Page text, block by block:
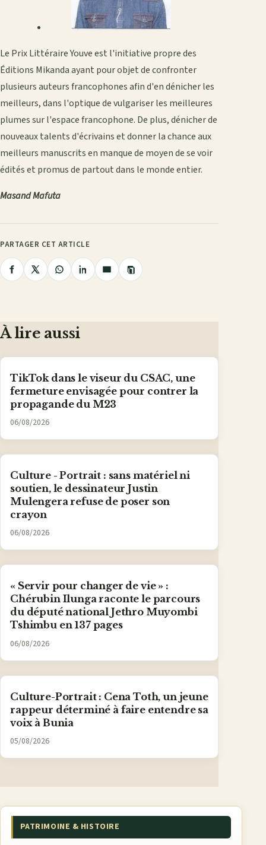
Le Prix Littéraire Youve est l'initiative propre des
Éditions Mikanda ayant pour objet de confronter
plusieurs auteurs francophones afin d'en dénicher les
meilleurs, dans l'optique de vulgariser les meilleures
plumes sur l'espace francophone. De plus, dénicher de
nouveaux talents d'écrivains et donner la chance aux
meilleurs manuscrits en manque de moyen de se voir
édités et promus de partout dans le monde entier.
Masand Mafuta
PARTAGER CET ARTICLE
PartagerPartagerPartagerPartagerPartager
Copier
le
À lire aussi
TikTok dans le viseur du CSAC, une
fermeture envisagée pour contrer la
propagande du M23
06/08/2026
Culture - Portrait : sans matériel ni
soutien, le dessinateur Justin
Mulengera refuse de poser son
crayon
06/08/2026
« Servir pour changer de vie » :
Chérubin Ilunga raconte le parcours
du député national Jethro Muyombi
Tshimbu en 137 pages
06/08/2026
Culture-Portrait : Cena Toth, un jeune
rappeur déterminé à faire entendre sa
voix à Bunia
05/08/2026
PATRIMOINE & HISTOIRE